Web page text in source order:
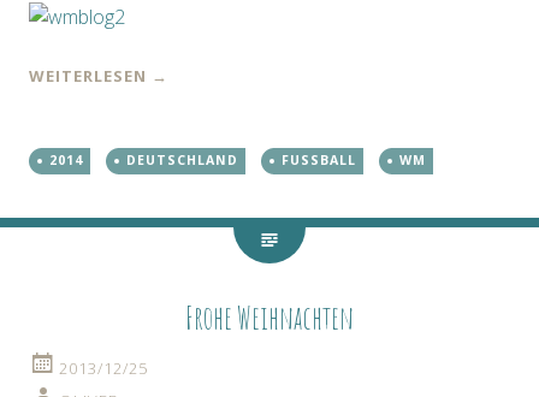
WEITERLESEN →
2014 DEUTSCHLAND FUSSBALL WM
Frohe Weihnachten
2013/12/25